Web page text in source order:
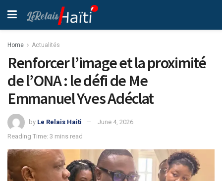
Home Actualités
Renforcer l’image et la proximité
de l’ONA : le défi de Me
Emmanuel Yves Adéclat
by Le Relais Haiti
June 4, 2026
Reading Time: 3 mins read